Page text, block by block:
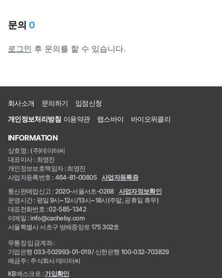
문의 0
로그인 후 문의를 할 수 있습니다.
회사소개 문의하기
입점신청
개인정보처리방침 이용약관 랩스바이 바이오위클리
INFORMATION
상호명 : (주)데이터씨
대표이사 : 최영진
개인정보보호책임자 : 최영진
사업자등록번호 : 464-81-00805
사업자등록증
통신판매업신고 : 2020-서울서초-0268
사업자정보확인
운영시간 : 평일 9시~12시/13시~18시(주말, 공휴일 휴무)
대표전화번호 : 02-585-1342
이메일 : info@cacheby.com
서울특별시 서초구 방배중앙로 175 302호
무통장 입금계좌 :
기업은행 033-502993-01-019 / 신한은행 100-032-703829
예금주 : 주식회사 데이터씨
KB에스크로 :가입확인